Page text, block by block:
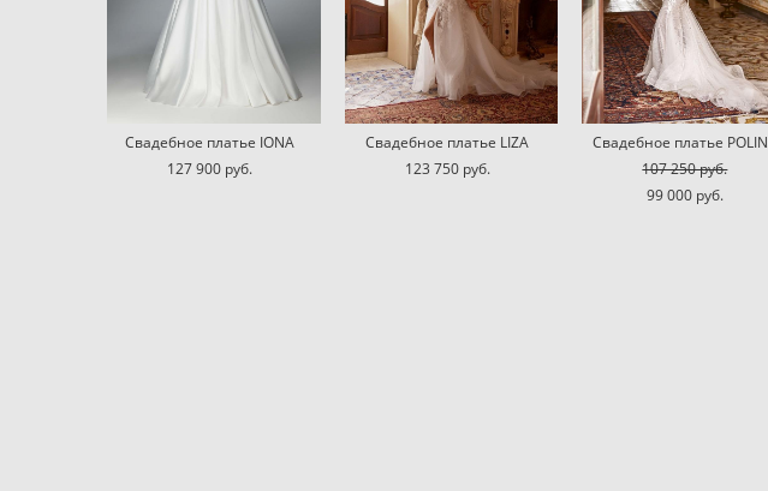
Свадебное платье IONA
127 900 pуб.
Свадебное платье LIZA
123 750 pуб.
Свадебное платье
107 250 pуб.
99 000 pуб.